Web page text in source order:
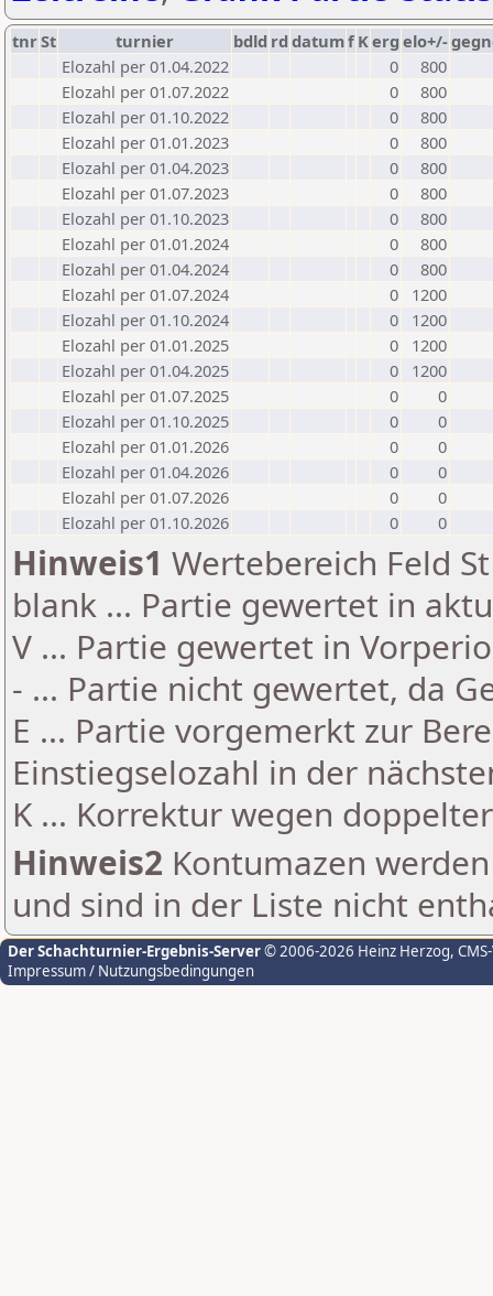
tnrSt turnier bdld rd datumf Kerg elo+/-
Elozahl per 01.04.2022
0
800
Elozahl per 01.07.2022
0
800
Elozahl per 01.10.2022
0
800
Elozahl per 01.01.2023
0
800
Elozahl per 01.04.2023
0
800
Elozahl per 01.07.2023
0
800
Elozahl per 01.10.2023
0
800
Elozahl per 01.01.2024
0
800
Elozahl per 01.04.2024
0
800
Elozahl per 01.07.2024
0
1200
Elozahl per 01.10.2024
0
1200
Elozahl per 01.01.2025
0
1200
Elozahl per 01.04.2025
0
1200
Elozahl per 01.07.2025
0
0
Elozahl per 01.10.2025
0
0
Elozahl per 01.01.2026
0
0
Elozahl per 01.04.2026
0
0
Elozahl per 01.07.2026
0
0
Elozahl per 01.10.2026
0 0
Hinweis1 Wertebereich Feld
blank ... Partie gewertet in
V ... Partie gewertet in
- ... Partie nicht gewertet, da
E ... Partie vorgemerkt zur
Einstiegselozahl in der
K ... Korrektur wegen
Hinweis2 Kontumazen
und sind in der Liste nicht
Der Schachturnier-Ergebnis-Server© 2006-2026 Heinz Herzog,
Impressum / Nutzungsbedingungen